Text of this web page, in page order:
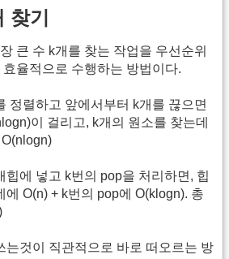
기
큰 수 k개를 찾는 작업을 우선순위
율적으로 수행하는 방법이다.
정렬하고 앞에서부터 k개를 끊으면
이 걸리고, k개의 원소를 찾는데
힙에 넣고 k번의 pop을 처리하면, 힙
에 O(n) + k번의 pop에 O(klogn). 총
는것이 직관적으로 바로 떠오르는 방